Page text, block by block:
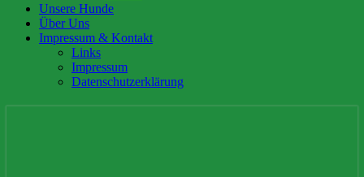
Unsere Hunde
Über Uns
Impressum & Kontakt
Links
Impressum
Datenschutzerklärung